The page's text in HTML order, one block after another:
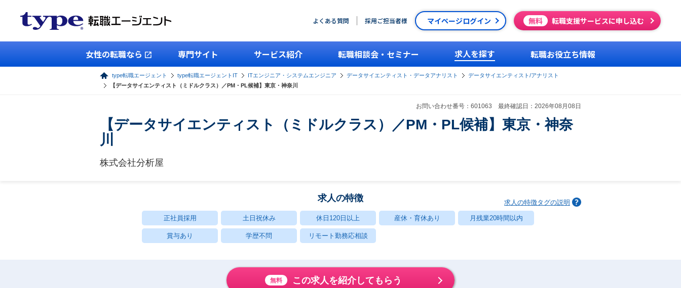
よくある質問 採用ご担当者様 マイページログイン 無料 転職支援サービスに申し込む
女性の転職なら 専門サイト サービス紹介 転職相談会・セミナー 求人を探す 転職お役立ち情報
type転職エージェント type転職エージェントIT ITエンジニア・システムエンジニア データサイエンティスト・データアナリスト
データサイエンティスト/アナリスト
【データサイエンティスト（ミドルクラス）／PM・PL候補】東京・神奈川
お問い合わせ番号：601063 最終確認日：2026年08月08日
【データサイエンティスト（ミドルクラス）／PM・PL候補】東京・神奈
川
株式会社分析屋
求人の特徴 求人の特徴タグの説明
正社員採用 土日祝休み 休日120日以上 産休・育休あり 月残業20時間以内
賞与あり 学歴不問 リモート勤務応相談
無料 この求人を紹介してもらう